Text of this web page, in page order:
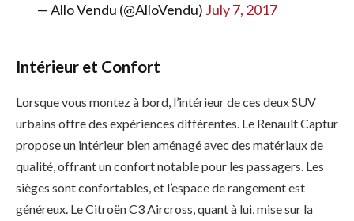
— Allo Vendu (@AlloVendu) July 7, 2017
Intérieur et Confort
Lorsque vous montez à bord, l’intérieur de ces deux SUV
urbains offre des expériences différentes. Le Renault Captur
propose un intérieur bien aménagé avec des matériaux de
qualité, offrant un confort notable pour les passagers. Les
sièges sont confortables, et l’espace de rangement est
généreux. Le Citroën C3 Aircross, quant à lui, mise sur la